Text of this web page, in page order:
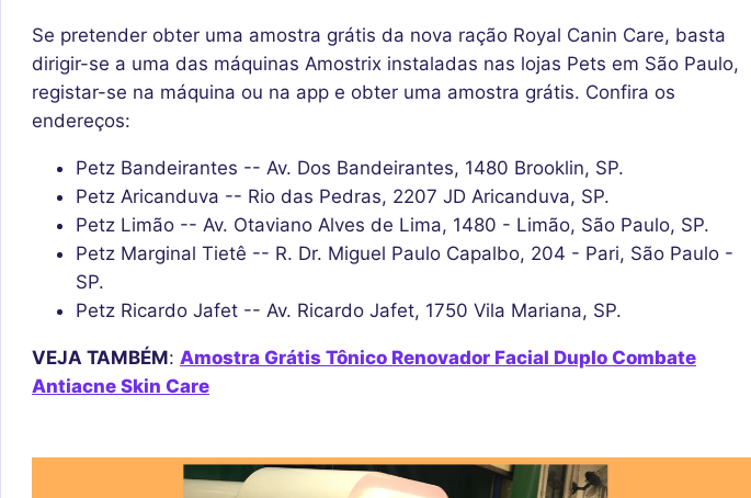
Se pretender obter uma amostra grátis da nova ração Royal Canin Care, basta
dirigir-se a uma das máquinas Amostrix instaladas nas lojas Pets em São Paulo,
registar-se na máquina ou na app e obter uma amostra grátis. Confira os
endereços:
Petz Bandeirantes -- Av. Dos Bandeirantes, 1480 Brooklin, SP.
Petz Aricanduva -- Rio das Pedras, 2207 JD Aricanduva, SP.
Petz Limão -- Av. Otaviano Alves de Lima, 1480 - Limão, São Paulo, SP.
Petz Marginal Tietê -- R. Dr. Miguel Paulo Capalbo, 204 - Pari, São Paulo -
SP.
Petz Ricardo Jafet -- Av. Ricardo Jafet, 1750 Vila Mariana, SP.
VEJA TAMBÉM: Amostra Grátis Tônico Renovador Facial Duplo Combate
Antiacne Skin Care